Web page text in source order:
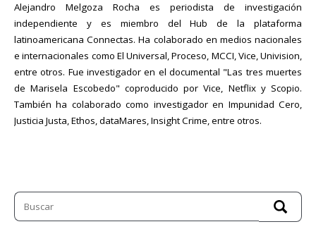
Alejandro Melgoza Rocha es periodista de investigación
independiente y es miembro del Hub de la plataforma
latinoamericana Connectas. Ha colaborado en medios nacionales
e internacionales como El Universal, Proceso, MCCI, Vice, Univision,
entre otros. Fue investigador en el documental "Las tres muertes
de Marisela Escobedo" coproducido por Vice, Netflix y Scopio.
También ha colaborado como investigador en Impunidad Cero,
Justicia Justa, Ethos, dataMares, Insight Crime, entre otros.